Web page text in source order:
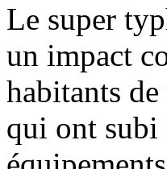
Le super
un impact
habitants
qui ont subi